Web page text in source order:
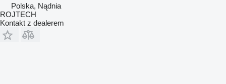
Polska, Nądnia
ROJTECH
Kontakt z dealerem